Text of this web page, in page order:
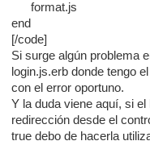
format.js
end
[/code]
Si surge algún problema
login.js.erb donde tengo
con el error oportuno.
Y la duda viene aquí, si
redirección desde el
true debo de hacerla